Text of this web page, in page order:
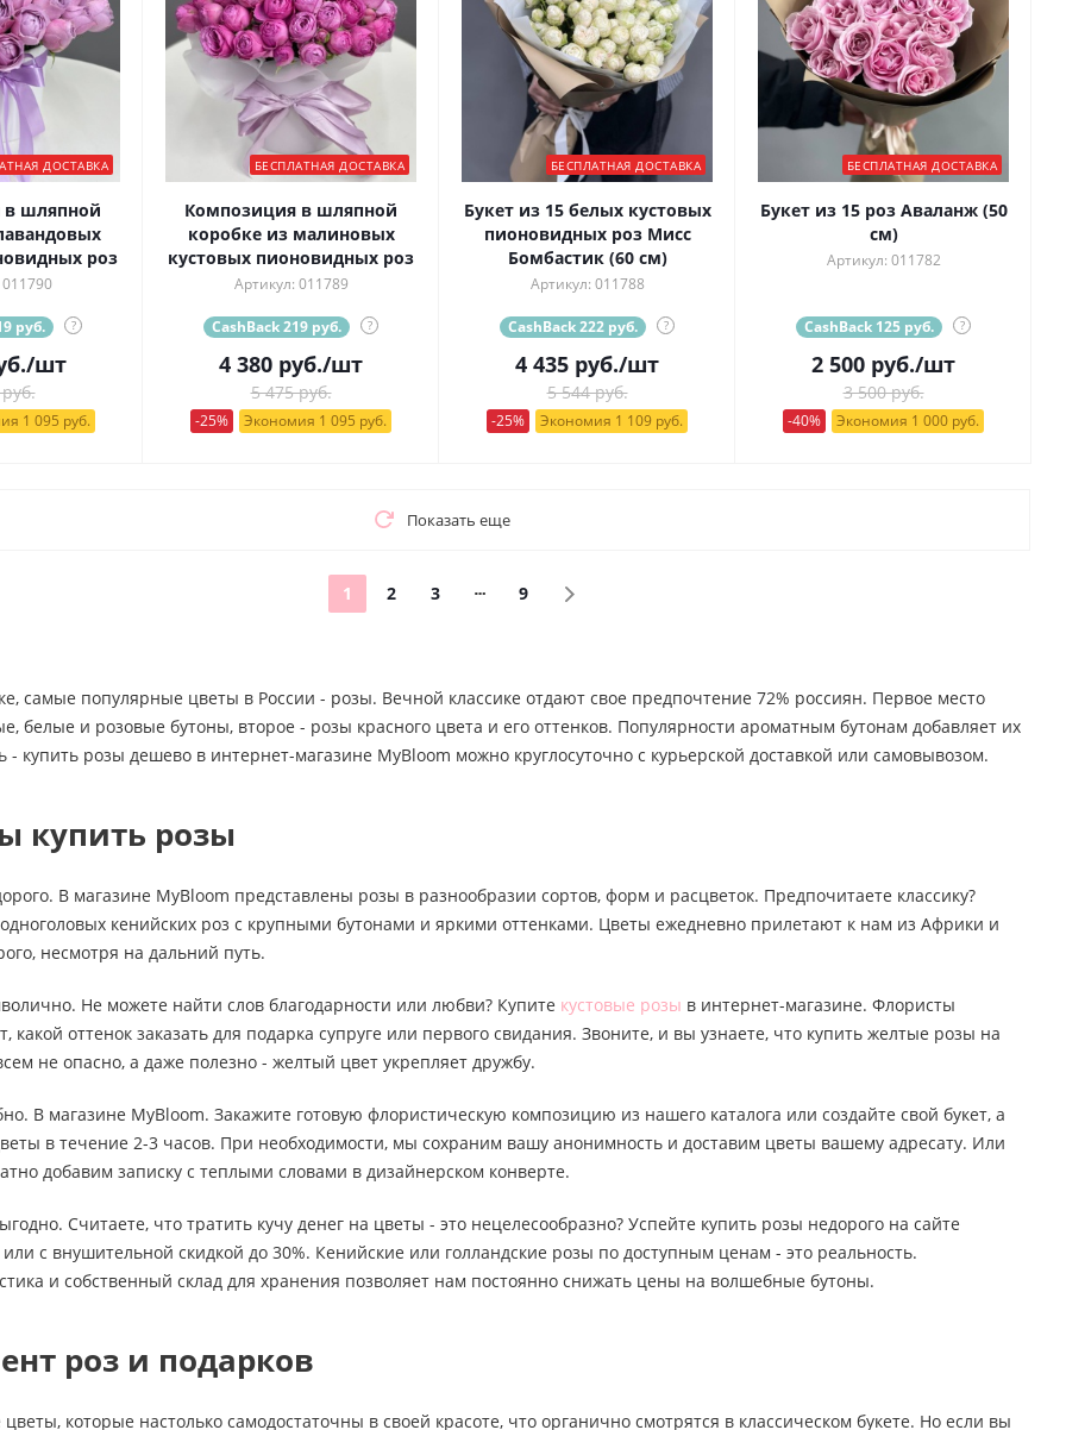
ДОСТАВКА
в шляпной
роз
руб. ?
/шт
1 095 руб.
БЕСПЛАТНАЯ ДОСТАВКА
Композиция в шляпной
коробке из малиновых
кустовых пионовидных роз
Артикул: 011789
CashBack 219 руб. ?
4 380 руб./шт
5 475 руб.
-25% Экономия 1 095 руб.
БЕСПЛАТНАЯ ДОСТАВКА
Букет из 15 белых кустовых
пионовидных роз Мисс
Бомбастик (60 см)
Артикул: 011788
CashBack 222 руб. ?
4 435 руб./шт
5 544 руб.
-25% Экономия 1 109 руб.
БЕСПЛАТНАЯ ДОСТАВКА
Букет из 15 роз Аваланж (50
см)
Артикул: 011782
CashBack 125 руб. ?
2 500 руб./шт
3 500 руб.
-40% Экономия 1 000 руб.
Показать еще
1 2 3 9
самые популярные цветы в России - розы. Вечной классике отдают свое предпочтение 72% россиян. Первое место
белые и розовые бутоны, второе - розы красного цвета и его оттенков. Популярности ароматным бутонам добавляет их
- купить розы дешево в интернет-магазине MyBloom можно круглосуточно с курьерской доставкой или самовывозом.
купить розы
В магазине MyBloom представлены розы в разнообразии сортов, форм и расцветок. Предпочитаете классику?
одноголовых кенийских роз с крупными бутонами и яркими оттенками. Цветы ежедневно прилетают к нам из Африки и
несмотря на дальний путь.
Не можете найти слов благодарности или любви? Купите кустовые розы в интернет-магазине. Флористы
какой оттенок заказать для подарка супруге или первого свидания. Звоните, и вы узнаете, что купить желтые розы на
не опасно, а даже полезно - желтый цвет укрепляет дружбу.
В магазине MyBloom. Закажите готовую флористическую композицию из нашего каталога или создайте свой букет, а
в течение 2-3 часов. При необходимости, мы сохраним вашу анонимность и доставим цветы вашему адресату. Или
добавим записку с теплыми словами в дизайнерском конверте.
Считаете, что тратить кучу денег на цветы - это нецелесообразно? Успейте купить розы недорого на сайте
с внушительной скидкой до 30%. Кенийские или голландские розы по доступным ценам - это реальность.
и собственный склад для хранения позволяет нам постоянно снижать цены на волшебные бутоны.
роз и подарков
которые настолько самодостаточны в своей красоте, что органично смотрятся в классическом букете. Но если вы